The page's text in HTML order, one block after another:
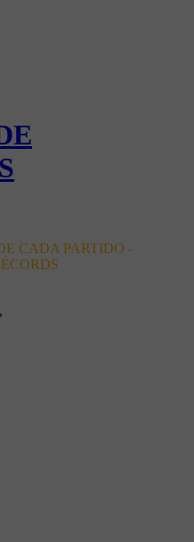
CADA PARTIDO -